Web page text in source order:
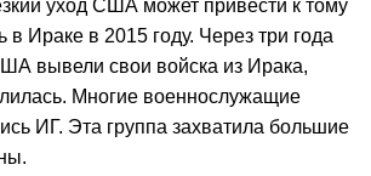
уход США может привести к тому
в Ираке в 2015 году. Через три года
вывели свои войска из Ирака,
Многие военнослужащие
ИГ. Эта группа захватила большие